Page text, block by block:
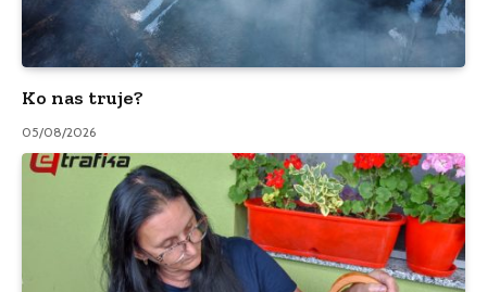
Ko nas truje?
05/08/2026